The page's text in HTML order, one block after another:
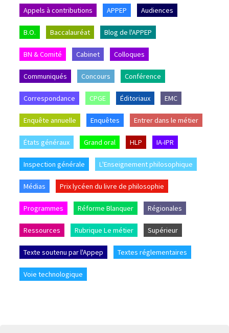
Appels à contributions APPEP Audiences
B.O. Baccalauréat Blog de l'APPEP
BN & Comité Cabinet Colloques
Communiqués Concours Conférence
Correspondance CPGE Éditoriaux EMC
Enquête annuelle Enquêtes Entrer dans le métier
États généraux Grand oral HLP IA-IPR
Inspection générale L'Enseignement philosophique
Médias Prix lycéen du livre de philosophie
Programmes Réforme Blanquer Régionales
Ressources Rubrique Le métier Supérieur
Texte soutenu par l'Appep Textes réglementaires
Voie technologique